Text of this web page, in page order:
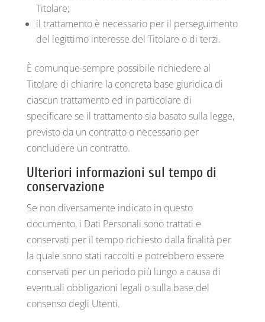
Titolare;
il trattamento è necessario per il perseguimento
del legittimo interesse del Titolare o di terzi.
È comunque sempre possibile richiedere al
Titolare di chiarire la concreta base giuridica di
ciascun trattamento ed in particolare di
specificare se il trattamento sia basato sulla legge,
previsto da un contratto o necessario per
concludere un contratto.
Ulteriori informazioni sul tempo di
conservazione
Se non diversamente indicato in questo
documento, i Dati Personali sono trattati e
conservati per il tempo richiesto dalla finalità per
la quale sono stati raccolti e potrebbero essere
conservati per un periodo più lungo a causa di
eventuali obbligazioni legali o sulla base del
consenso degli Utenti.